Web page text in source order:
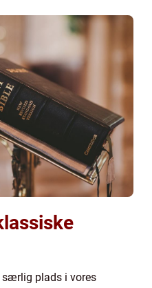
særlig plads i vores